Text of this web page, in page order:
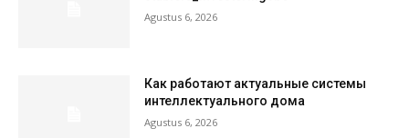
Agustus 6, 2026
Как работают актуальные системы
интеллектуального дома
Agustus 6, 2026